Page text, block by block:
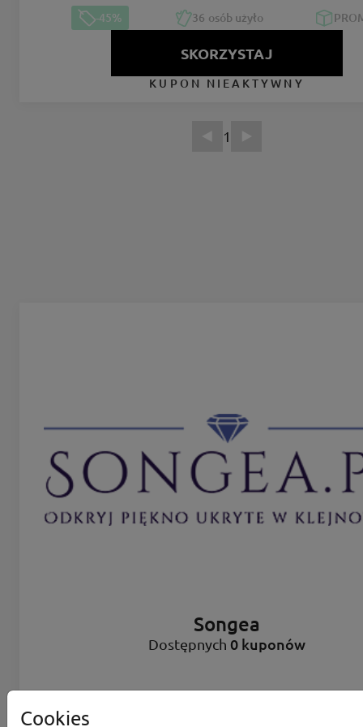
-45% 36 osób użyło
SKORZYSTAJ
KUPON NIEAKTYWNY
1
Songea
Dostępnych 0 kuponów
Cookies